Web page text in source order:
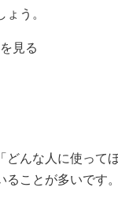
う。
見る
んな人に使って
ことが多いです。